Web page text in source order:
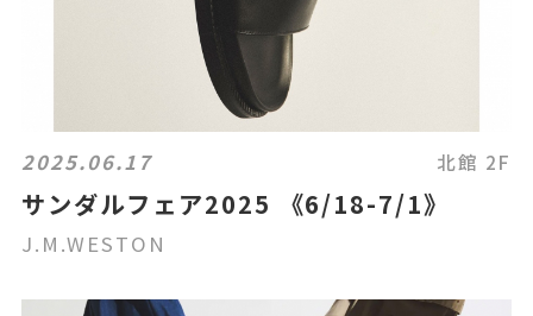
2025.06.17 北館 2F
サンダルフェア2025 《6/18-7/1》
J.M.WESTON